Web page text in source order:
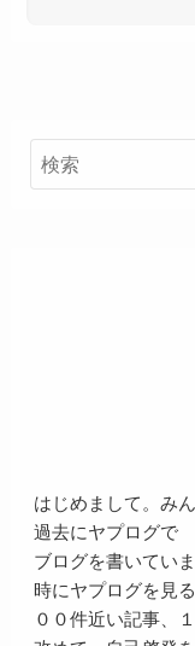
はじめまして。み
過去にヤプログで
ブログを書いてい
時にヤプログを見
００件近い記事、